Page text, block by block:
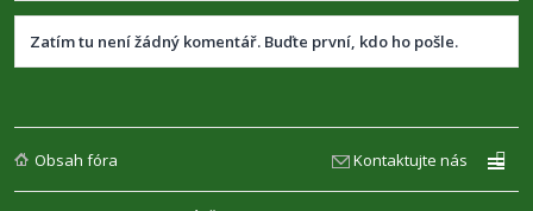
Zatím tu není žádný komentář. Buďte první, kdo ho pošle.
Obsah fóra Kontaktujte nás